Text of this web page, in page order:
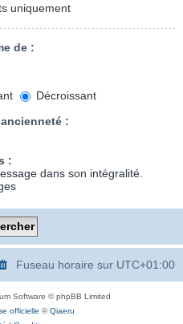
uniquement
de :
Décroissant
:
:
dans son intégralité.
Fuseau horaire sur UTC+01:00
Software © phpBB Limited
officielle ©Qiaeru